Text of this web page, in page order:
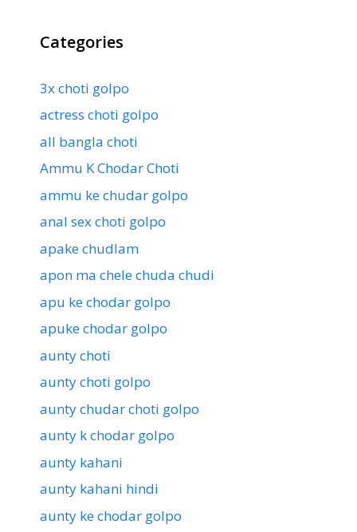
Categories
3x choti golpo
actress choti golpo
all bangla choti
Ammu K Chodar Choti
ammu ke chudar golpo
anal sex choti golpo
apake chudlam
apon ma chele chuda chudi
apu ke chodar golpo
apuke chodar golpo
aunty choti
aunty choti golpo
aunty chudar choti golpo
aunty k chodar golpo
aunty kahani
aunty kahani hindi
aunty ke chodar golpo